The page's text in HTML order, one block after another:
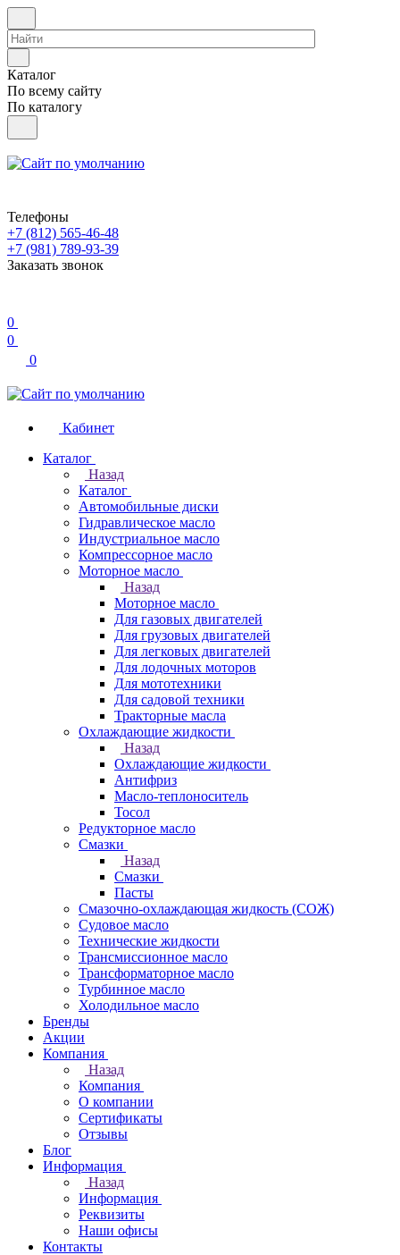
Каталог
По всему сайту
По каталогу
Телефоны
+7 (812) 565-46-48
+7 (981) 789-93-39
Заказать звонок
0
0
0
Кабинет
Каталог
Назад
Каталог
Автомобильные диски
Гидравлическое масло
Индустриальное масло
Компрессорное масло
Моторное масло
Назад
Моторное масло
Для газовых двигателей
Для грузовых двигателей
Для легковых двигателей
Для лодочных моторов
Для мототехники
Для садовой техники
Тракторные масла
Охлаждающие жидкости
Назад
Охлаждающие жидкости
Антифриз
Масло-теплоноситель
Тосол
Редукторное масло
Смазки
Назад
Смазки
Пасты
Смазочно-охлаждающая жидкость (СОЖ)
Судовое масло
Технические жидкости
Трансмиссионное масло
Трансформаторное масло
Турбинное масло
Холодильное масло
Бренды
Акции
Компания
Назад
Компания
О компании
Сертификаты
Отзывы
Блог
Информация
Назад
Информация
Реквизиты
Наши офисы
Контакты